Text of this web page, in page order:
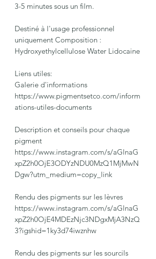
3-5 minutes sous un film.
Destiné à l'usage professionnel
uniquement Composition :
Hydroxyethylcellulose Water Lidocaine
Liens utiles:
Galerie d'informations
https://www.pigmentsetco.com/inform
ations-utiles-documents
Description et conseils pour chaque
pigment
https://www.instagram.com/s/aGlnaG
xpZ2h0OjE3ODYzNDU0MzQ1MjMwN
Dgw?utm_medium=copy_link
Rendu des pigments sur les lèvres
https://www.instagram.com/s/aGlnaG
xpZ2h0OjE4MDEzNjc3NDgxMjA3NzQ
3?igshid=1ky3d74iwznhw
Rendu des pigments sur les sourcils